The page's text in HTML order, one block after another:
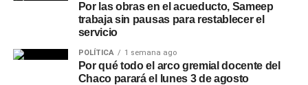
Por las obras en el acueducto, Sameep
trabaja sin pausas para restablecer el
servicio
POLÍTICA 1 semana ago
Por qué todo el arco gremial docente del
Chaco parará el lunes 3 de agosto